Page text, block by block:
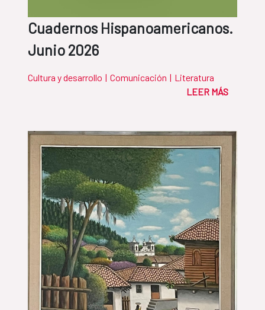
Cuadernos Hispanoamericanos.
Junio 2026
Cultura y desarrollo | Comunicación | Literatura
LEER MÁS